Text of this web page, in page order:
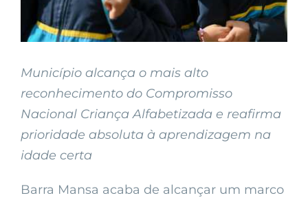
Município alcança o mais alto
reconhecimento do Compromisso
Nacional Criança Alfabetizada e reafirma
prioridade absoluta à aprendizagem na
idade certa
Barra Mansa acaba de alcançar um marco